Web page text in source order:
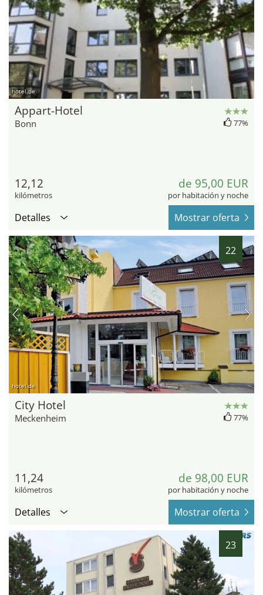
hotel.de
Appart-Hotel
Bonn 77%
12,12
kilómetros
de 95,00 EUR
por habitación y noche
Detalles Mostrar oferta
22
hotel.de
City Hotel
Meckenheim 77%
11,24
kilómetros
de 98,00 EUR
por habitación y noche
Detalles Mostrar oferta
23